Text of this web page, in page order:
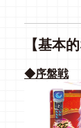
【基本
◆序盤戦